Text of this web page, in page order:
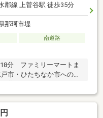
郡線 上菅谷駅 徒歩35分
那珂市堤
南道路
分 ファミリーマートま
市・ひたちなか市へのア